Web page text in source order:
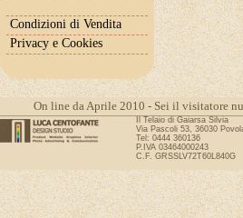
Condizioni di Vendita
Privacy e Cookies
On line da Aprile 2010 - Sei il visitatore
Il Telaio di Gaiarsa Silvia
Via Pascoli 53, 36030
Tel: 0444 360136
P.IVA 03464000243
C.F. GRSSLV72T60L840G